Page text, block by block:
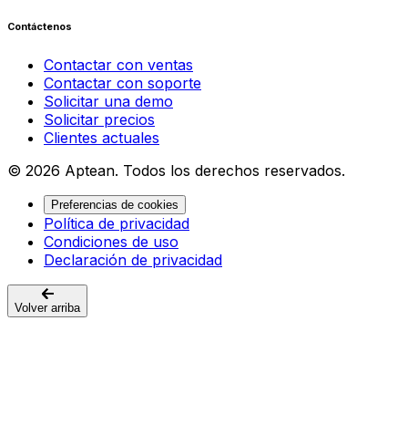
Contáctenos
Contactar con ventas
Contactar con soporte
Solicitar una demo
Solicitar precios
Clientes actuales
© 2026 Aptean. Todos los derechos reservados.
Preferencias de cookies
Política de privacidad
Condiciones de uso
Declaración de privacidad
Volver arriba